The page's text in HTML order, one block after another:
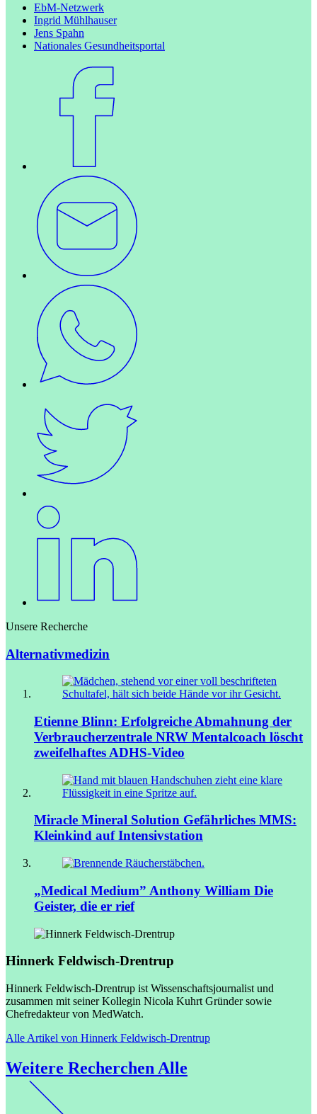
EbM-Netzwerk
Ingrid Mühlhauser
Jens Spahn
Nationales Gesundheitsportal
Unsere Recherche
Alternativmedizin
Etienne Blinn: Erfolgreiche Abmahnung der
Verbraucherzentrale NRW Mentalcoach löscht
zweifelhaftes ADHS-Video
Miracle Mineral Solution Gefährliches MMS:
Kleinkind auf Intensivstation
„Medical Medium” Anthony William Die
Geister, die er rief
Hinnerk Feldwisch-Drentrup
Hinnerk Feldwisch-Drentrup ist Wissenschaftsjournalist und
zusammen mit seiner Kollegin Nicola Kuhrt Gründer sowie
Chefredakteur von MedWatch.
Alle Artikel von Hinnerk Feldwisch-Drentrup
Weitere Recherchen Alle